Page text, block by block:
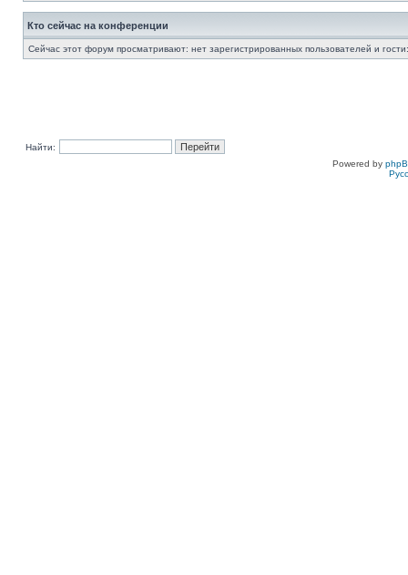
Кто сейчас на конференции
Сейчас этот форум просматривают: нет зарегистрированных пользователей и
Найти:
Powered by